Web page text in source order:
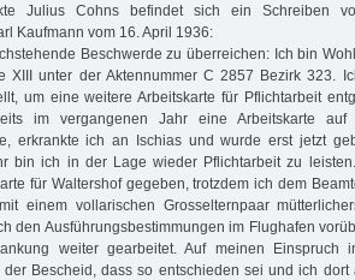
Julius Cohns befindet sich ein Schreiben
Kaufmann vom 16. April 1936:
Beschwerde zu überreichen: Ich bin
XIII unter der Aktennummer C 2857 Bezirk 323.
um eine weitere Arbeitskarte für Pflichtarbeit
im vergangenen Jahr eine Arbeitskarte auf
erkrankte ich an Ischias und wurde erst jetzt
bin ich in der Lage wieder Pflichtarbeit zu
für Waltershof gegeben, trotzdem ich dem
einem vollarischen Grosselternpaar
den Ausführungsbestimmungen im Flughafen
weiter gearbeitet. Auf meinen Einspruch
Bescheid, dass so entschieden sei und ich dort